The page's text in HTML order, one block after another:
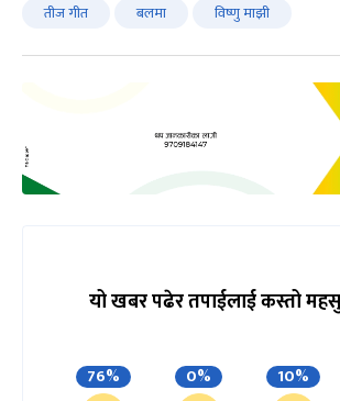
तीज गीत बलमा विष्णु माझी
यो खबर पढेर तपाईलाई कस्तो
76% 0% 10%